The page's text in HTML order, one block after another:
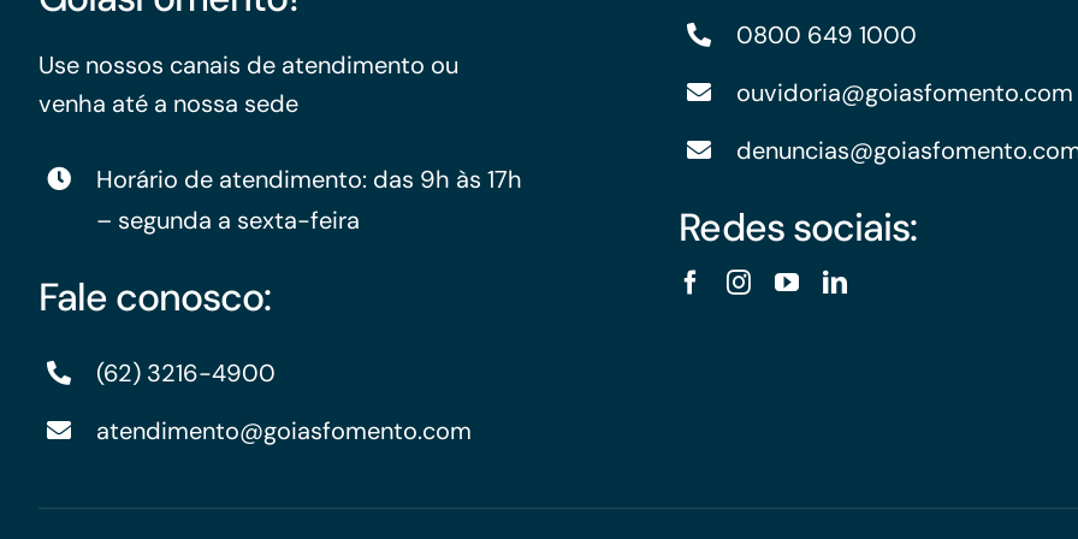
Use nossos canais de atendimento ou
venha até a nossa sede
Horário de atendimento: das 9h às 17h
– segunda a sexta-feira
Fale conosco:
(62) 3216-4900
atendimento@goiasfomento.com
0800 649 1000
ouvidoria@goiasfomento.com
Redes sociais: